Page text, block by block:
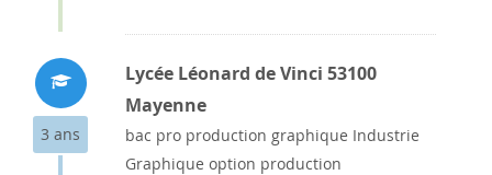
3 ans
Lycée Léonard de Vinci 53100
Mayenne
bac pro production graphique Industrie
Graphique option production